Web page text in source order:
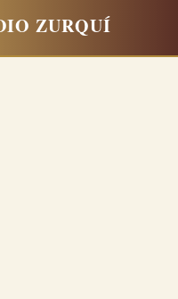
ZURQUÍ